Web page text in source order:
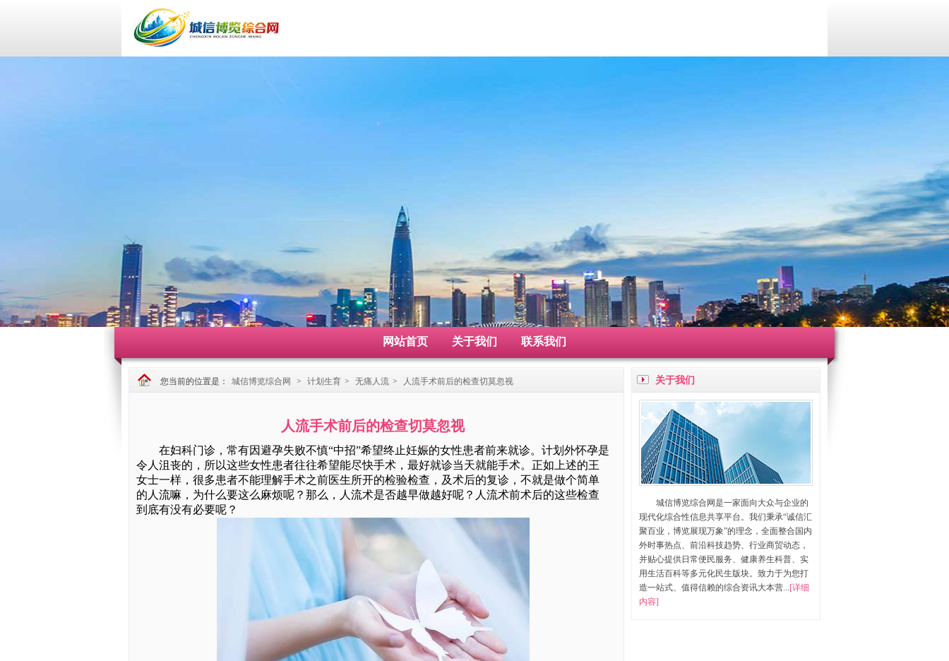
网站首页 关于我们 联系我们
您当前的位置是： 城信博览综合网 > 计划生育 > 无痛人流 > 人流手术前后的检查切莫忽视
人流手术前后的检查切莫忽视
在妇科门诊，常有因避孕失败不慎“中招”希望终止妊娠的女性患者前来就诊。计划外怀孕是
令人沮丧的，所以这些女性患者往往希望能尽快手术，最好就诊当天就能手术。正如上述的王
女士一样，很多患者不能理解手术之前医生所开的检验检查，及术后的复诊，不就是做个简单
的人流嘛，为什么要这么麻烦呢？那么，人流术是否越早做越好呢？人流术前术后的这些检查
到底有没有必要呢？
关于我们
城信博览综合网是一家面向大众与企业的
现代化综合性信息共享平台。我们秉承“诚信汇
聚百业，博览展现万象”的理念，全面整合国内
外时事热点、前沿科技趋势、行业商贸动态，
并贴心提供日常便民服务、健康养生科普、实
用生活百科等多元化民生版块。致力于为您打
造一站式、值得信赖的综合资讯大本营... [详细
内容]